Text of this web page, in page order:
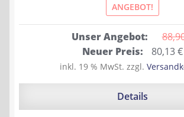
ANGEBOT!
Unser Angebot:
Ursprünglicher
Preis
war:
Neuer Preis: 80,13€
inkl. 19 % MwSt. zzgl.
Details